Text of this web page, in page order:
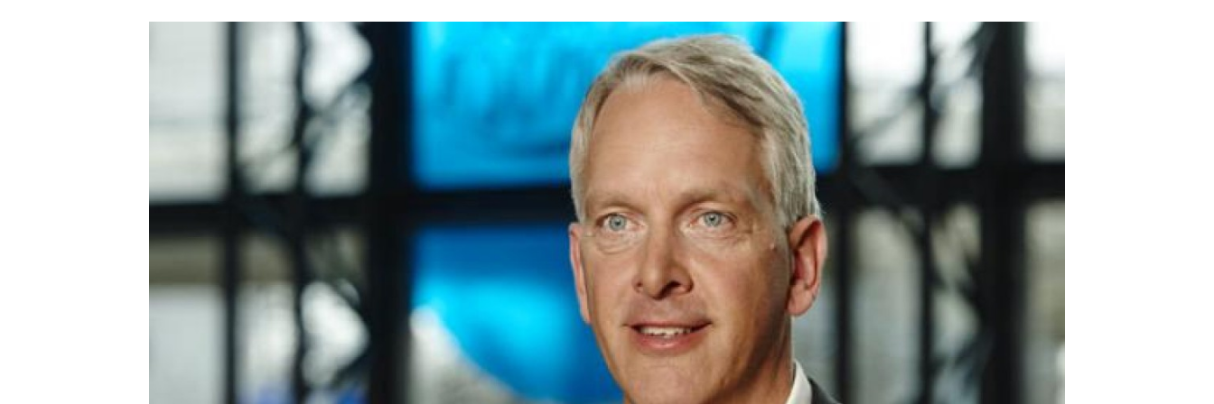
Gedragsverandering
Influencer marketing
Interne communicatie
Martech
Purpose Marketing
Reputatie & crisis